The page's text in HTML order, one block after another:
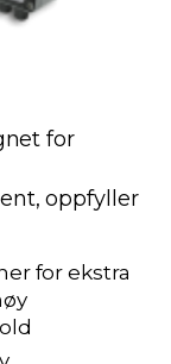
for
oppfyller
for ekstra